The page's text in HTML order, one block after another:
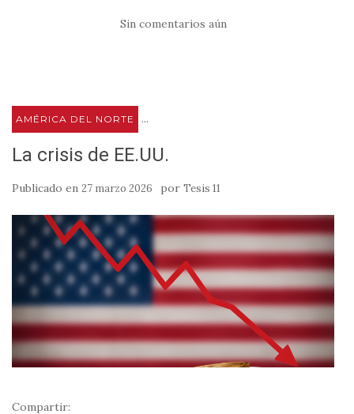
Sin comentarios aún
AMÉRICA DEL NORTE ...
La crisis de EE.UU.
Publicado en 27 marzo 2026 por Tesis 11
Compartir: